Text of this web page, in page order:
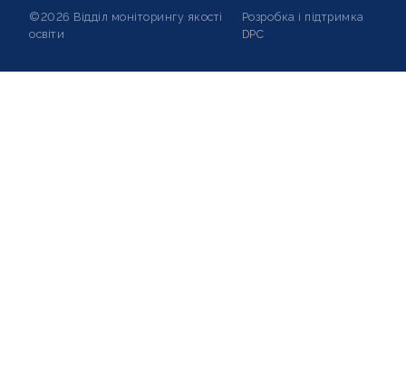
©2026 Відділ моніторингу якості
освіти
Розробка і підтримка
DPC